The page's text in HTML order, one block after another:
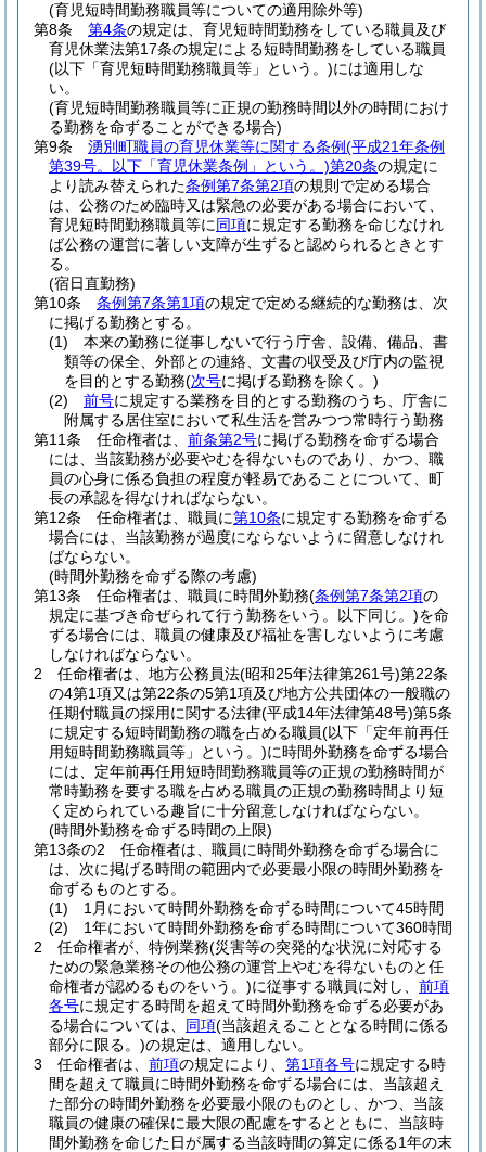
(育児短時間勤務職員等についての適用除外等)
第8条
第4条の規定は、育児短時間勤務をしている職員及び
育児休業法第17条の規定による短時間勤務をしている職員
(以下「育児短時間勤務職員等」という。)には適用しな
い。
(育児短時間勤務職員等に正規の勤務時間以外の時間におけ
る勤務を命ずることができる場合)
第9条
湧別町職員の育児休業等に関する条例(平成21年条例
第39号。以下「育児休業条例」という。)第20条の規定に
より読み替えられた条例第7条第2項の規則で定める場合
は、公務のため臨時又は緊急の必要がある場合において、
育児短時間勤務職員等に同項に規定する勤務を命じなけれ
ば公務の運営に著しい支障が生ずると認められるときとす
る。
(宿日直勤務)
第10条
条例第7条第1項の規定で定める継続的な勤務は、次
に掲げる勤務とする。
(1)
本来の勤務に従事しないで行う庁舎、設備、備品、書
類等の保全、外部との連絡、文書の収受及び庁内の監視
を目的とする勤務(次号に掲げる勤務を除く。)
(2)
前号に規定する業務を目的とする勤務のうち、庁舎に
附属する居住室において私生活を営みつつ常時行う勤務
第11条
任命権者は、 前条第2号に掲げる勤務を命ずる場合
には、当該勤務が必要やむを得ないものであり、かつ、職
員の心身に係る負担の程度が軽易であることについて、町
長の承認を得なければならない。
第12条
任命権者は、職員に第10条に規定する勤務を命ずる
場合には、当該勤務が過度にならないように留意しなけれ
ばならない。
(時間外勤務を命ずる際の考慮)
第13条
任命権者は、職員に時間外勤務(条例第7条第2項の
規定に基づき命ぜられて行う勤務をいう。以下同じ。)を命
ずる場合には、職員の健康及び福祉を害しないように考慮
しなければならない。
2
任命権者は、地方公務員法(昭和25年法律第261号)第22条
の4第1項又は第22条の5第1項及び地方公共団体の一般職の
任期付職員の採用に関する法律(平成14年法律第48号)第5条
に規定する短時間勤務の職を占める職員(以下「定年前再任
用短時間勤務職員等」という。)に時間外勤務を命ずる場合
には、定年前再任用短時間勤務職員等の正規の勤務時間が
常時勤務を要する職を占める職員の正規の勤務時間より短
く定められている趣旨に十分留意しなければならない。
(時間外勤務を命ずる時間の上限)
第13条の2
任命権者は、職員に時間外勤務を命ずる場合に
は、次に掲げる時間の範囲内で必要最小限の時間外勤務を
命ずるものとする。
(1)
1月において時間外勤務を命ずる時間について45時間
(2)
1年において時間外勤務を命ずる時間について360時間
2
任命権者が、特例業務(災害等の突発的な状況に対応する
ための緊急業務その他公務の運営上やむを得ないものと任
命権者が認めるものをいう。)に従事する職員に対し、 前項
各号に規定する時間を超えて時間外勤務を命ずる必要があ
る場合については、 同項(当該超えることとなる時間に係る
部分に限る。)の規定は、適用しない。
3
任命権者は、 前項の規定により、 第1項各号に規定する時
間を超えて職員に時間外勤務を命ずる場合には、当該超え
た部分の時間外勤務を必要最小限のものとし、かつ、当該
職員の健康の確保に最大限の配慮をするとともに、当該時
間外勤務を命じた日が属する当該時間の算定に係る1年の末